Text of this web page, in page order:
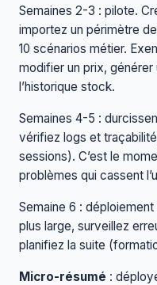
Semaines 2-3 : pilote.
importez un périmètre
10 scénarios métier.
modifier un prix,
l’historique stock.
Semaines 4-5 :
vérifiez logs et
sessions). C’est le
problèmes qui cassent
Semaine 6 :
plus large, surveillez
planifiez la suite
Micro-résumé :